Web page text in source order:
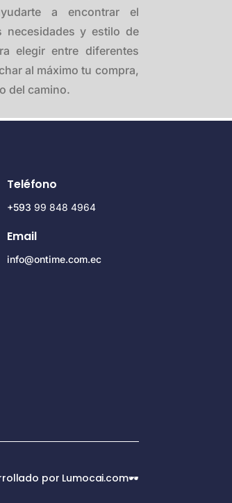
a encontrar el
necesidades y estilo de
elegir entre diferentes
al máximo tu compra,
del camino.
Teléfono
+59399 848 4964
Email
info@ontime.com.ec
por Lumocai.com🕶️